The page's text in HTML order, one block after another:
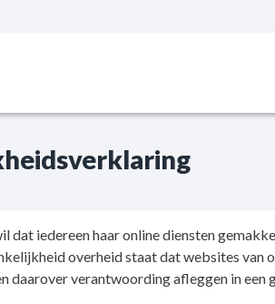
dat iedereen haar online diensten
overheid staat dat websites van
daarover verantwoording afleggen in